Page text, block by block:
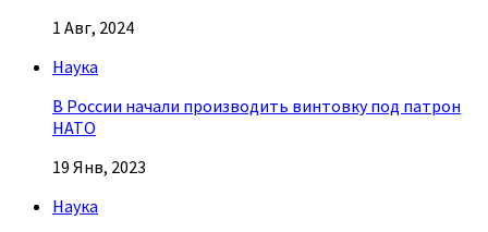
1 Авг, 2024
Наука
В России начали производить винтовку под патрон
НАТО
19 Янв, 2023
Наука